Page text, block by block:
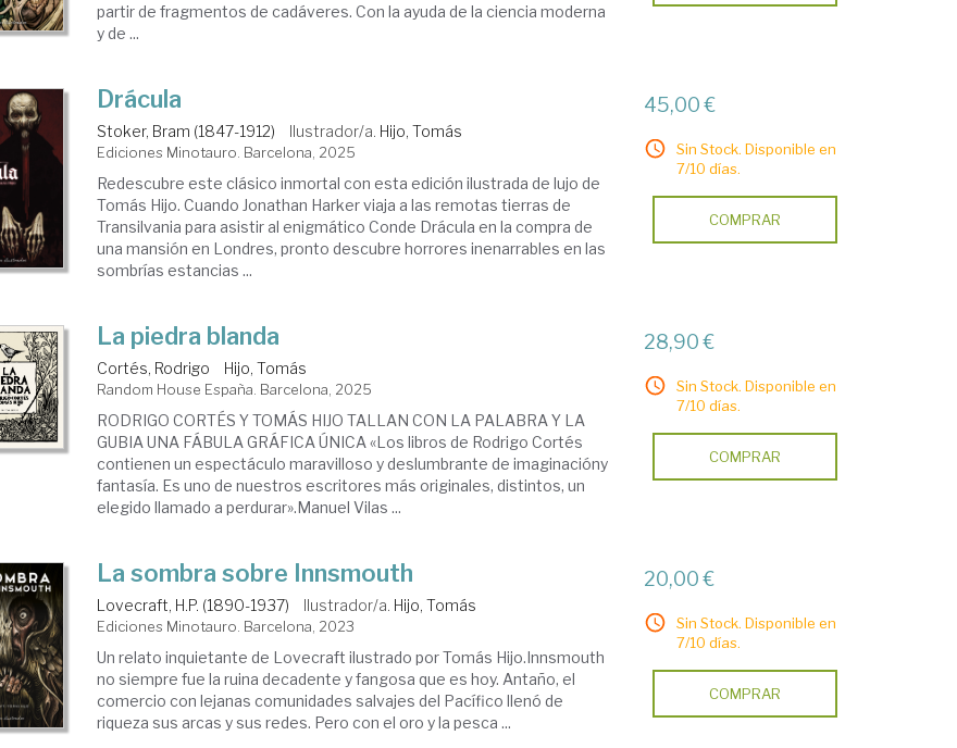
partir de fragmentos de cadáveres. Con la ayuda de la ciencia moderna
y de ...
Drácula
Stoker, Bram (1847-1912) Ilustrador/a. Hijo, Tomás
Ediciones Minotauro. Barcelona, 2025
Redescubre este clásico inmortal con esta edición ilustrada de lujo de
Tomás Hijo. Cuando Jonathan Harker viaja a las remotas tierras de
Transilvania para asistir al enigmático Conde Drácula en la compra de
una mansión en Londres, pronto descubre horrores inenarrables en las
sombrías estancias ...
45,00 €
Sin Stock. Disponible en
7/10 días.
COMPRAR
La piedra blanda
Cortés, Rodrigo Hijo, Tomás
Random House España. Barcelona, 2025
RODRIGO CORTÉS Y TOMÁS HIJO TALLAN CON LA PALABRA Y LA
GUBIA UNA FÁBULA GRÁFICA ÚNICA «Los libros de Rodrigo Cortés
contienen un espectáculo maravilloso y deslumbrante de imaginacióny
fantasía. Es uno de nuestros escritores más originales, distintos, un
elegido llamado a perdurar».Manuel Vilas ...
28,90 €
Sin Stock. Disponible en
7/10 días.
COMPRAR
La sombra sobre Innsmouth
Lovecraft, H.P. (1890-1937) Ilustrador/a. Hijo, Tomás
Ediciones Minotauro. Barcelona, 2023
Un relato inquietante de Lovecraft ilustrado por Tomás Hijo.Innsmouth
no siempre fue la ruina decadente y fangosa que es hoy. Antaño, el
comercio con lejanas comunidades salvajes del Pacífico llenó de
riqueza sus arcas y sus redes. Pero con el oro y la pesca ...
20,00 €
Sin Stock. Disponible en
7/10 días.
COMPRAR